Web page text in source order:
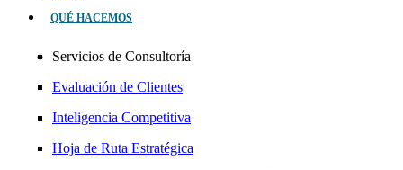
QUÉ HACEMOS
Servicios de Consultoría
Evaluación de Clientes
Inteligencia Competitiva
Hoja de Ruta Estratégica